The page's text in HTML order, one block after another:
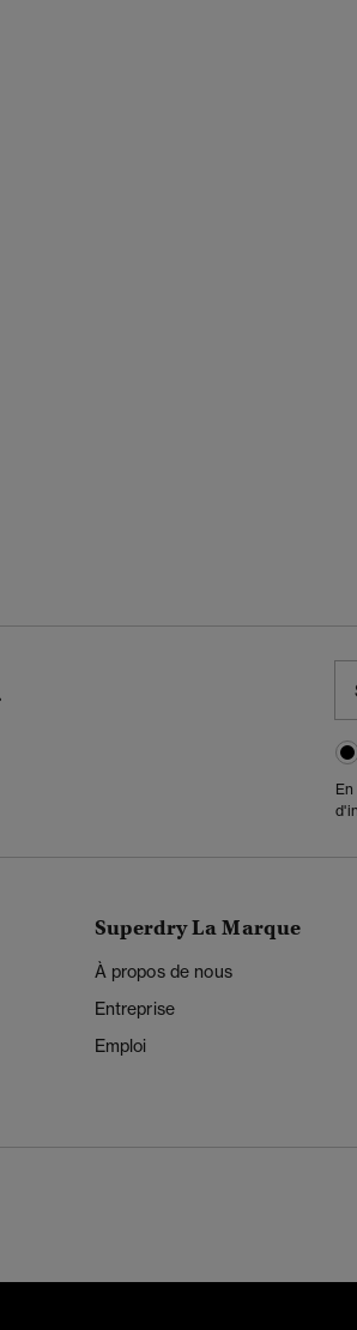
Superdry La Marque
À propos de nous
Entreprise
Emploi